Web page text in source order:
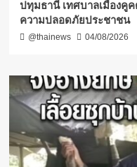
ปทุมธานี เทศบาลเมืองคู
ความปลอดภัยประชาชน
@thainews 04/08/2026